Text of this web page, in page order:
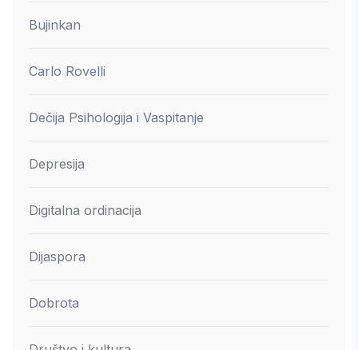
Bujinkan
Carlo Rovelli
Dečija Psihologija i Vaspitanje
Depresija
Digitalna ordinacija
Dijaspora
Dobrota